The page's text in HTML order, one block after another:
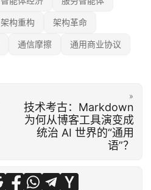
架构重构 架构革命
通信摩擦 通用商业协议
»
技术考古：Markdown
为何从博客工具演变成
统治 AI 世界的“通用
语”？